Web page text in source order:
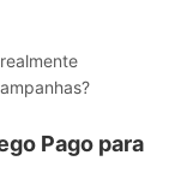
Pago para